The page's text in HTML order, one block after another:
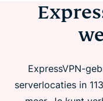
ExpressVPN-
serverlocaties in